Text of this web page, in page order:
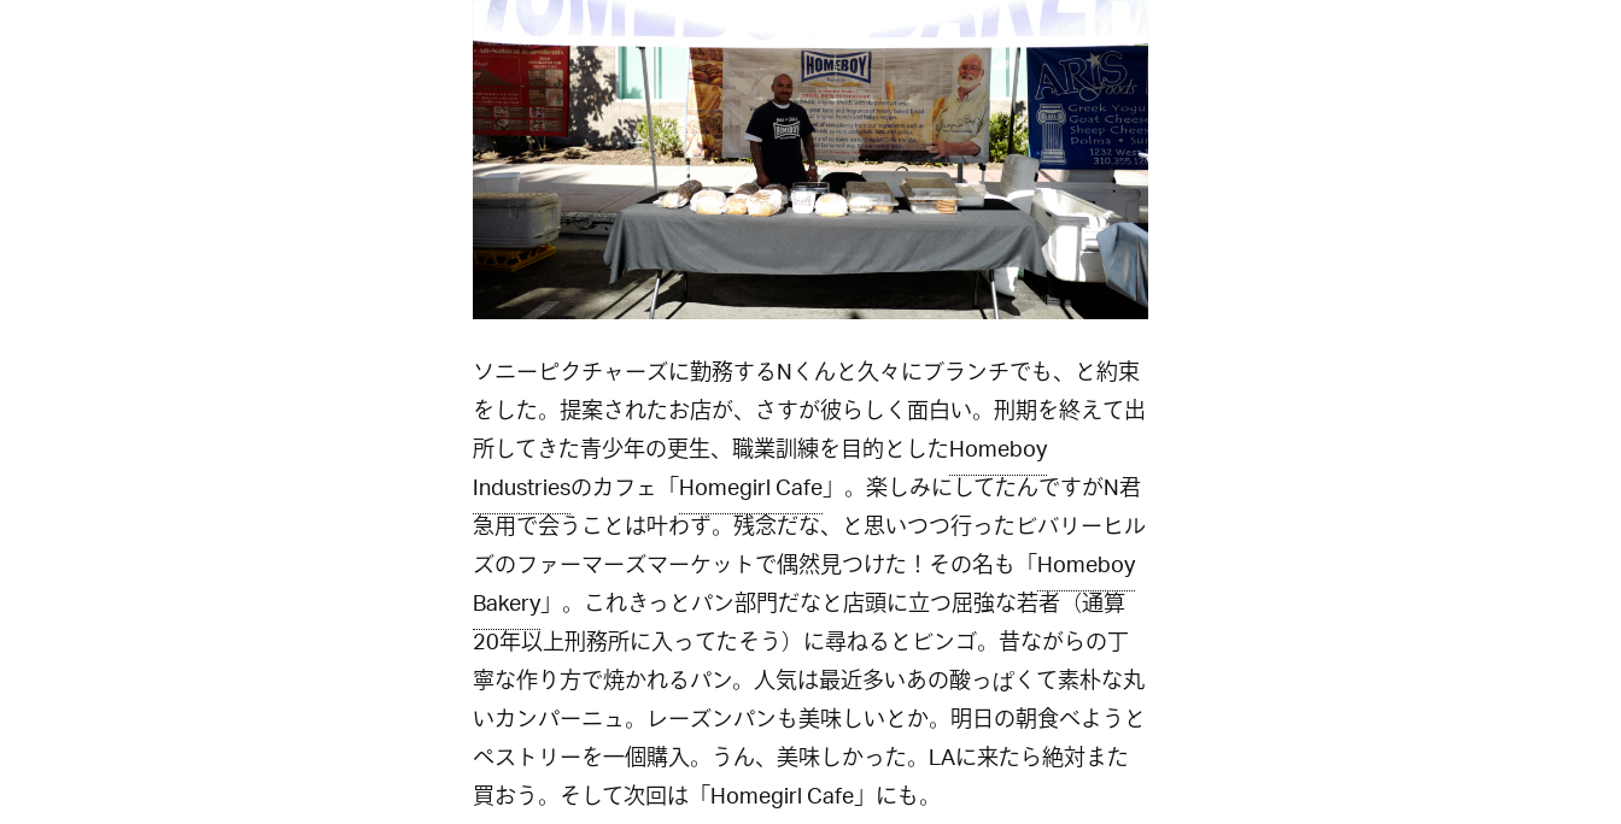
ソニーピクチャーズに勤務するNくんと久々にブランチでも、と約束
をした。提案されたお店が、さすが彼らしく面白い。刑期を終えて出
所してきた青少年の更生、職業訓練を目的としたHomeboy
Industriesのカフェ「Homegirl Cafe」。楽しみにしてたんですがN君
急用で会うことは叶わず。残念だな、と思いつつ行ったビバリーヒル
ズのファーマーズマーケットで偶然見つけた！その名も「Homeboy
Bakery」。これきっとパン部門だなと店頭に立つ屈強な若者（通算
20年以上刑務所に入ってたそう）に尋ねるとビンゴ。昔ながらの丁
寧な作り方で焼かれるパン。人気は最近多いあの酸っぱくて素朴な丸
いカンパーニュ。レーズンパンも美味しいとか。明日の朝食べようと
ペストリーを一個購入。うん、美味しかった。LAに来たら絶対また
買おう。そして次回は「Homegirl Cafe」にも。